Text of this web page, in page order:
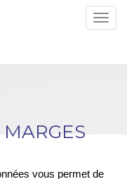
vous permet de